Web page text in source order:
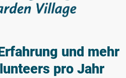
und mehr
pro Jahr